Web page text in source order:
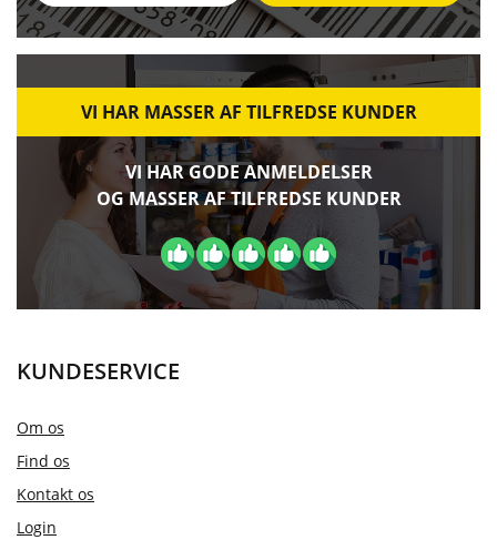
VI HAR MASSER AF TILFREDSE KUNDER
VI HAR GODE ANMELDELSER
OG MASSER AF TILFREDSE KUNDER
KUNDESERVICE
Om os
Find os
Kontakt os
Login